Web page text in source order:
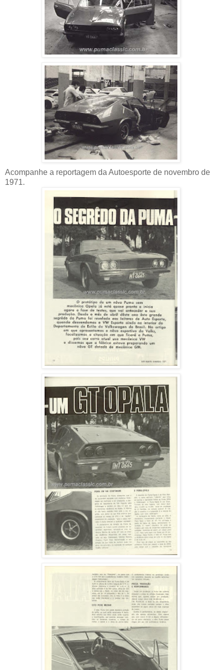
Acompanhe a reportagem da Autoesporte de novembro de
1971.